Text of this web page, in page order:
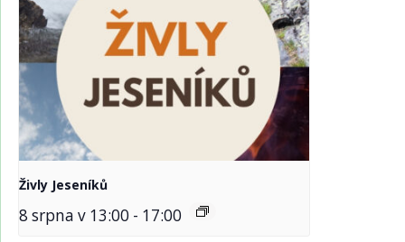
Živly Jeseníků
8 srpna v 13:00 - 17:00